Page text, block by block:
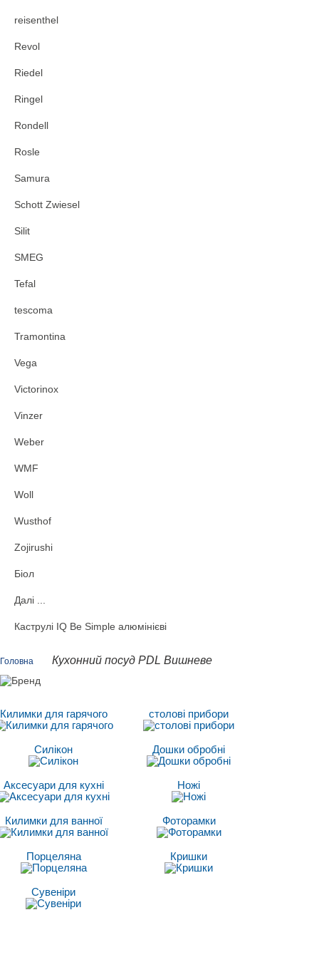
reisenthel
Revol
Riedel
Ringel
Rondell
Rosle
Samura
Schott Zwiesel
Silit
SMEG
Tefal
tescoma
Tramontina
Vega
Victorinox
Vinzer
Weber
WMF
Woll
Wusthof
Zojirushi
Біол
Далі ...
Каструлі IQ Be Simple алюмінієві
Головна Кухонний посуд PDL Вишневе
Килимки для гарячого столові прибори
Силікон Дошки обробні
Аксесуари для кухні Ножі
Килимки для ванної Фоторамки
Порцеляна Кришки
Сувеніри